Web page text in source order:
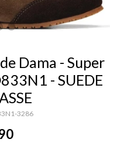
Dama - Super
- SUEDE
3286